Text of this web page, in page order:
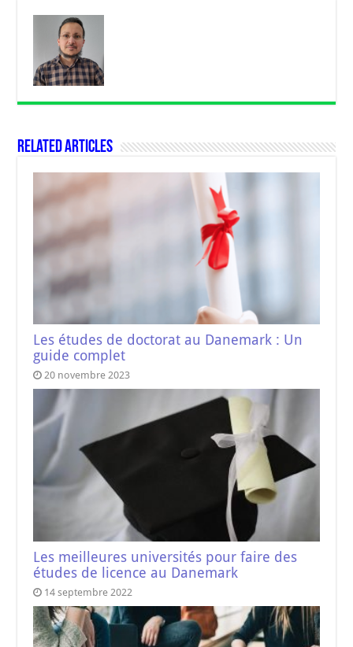
Related Articles
Les études de doctorat au Danemark : Un
guide complet
20 novembre 2023
Les meilleures universités pour faire des
études de licence au Danemark
14 septembre 2022